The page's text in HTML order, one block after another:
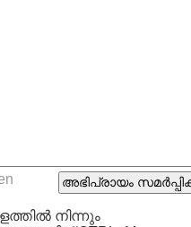
നിന്നും